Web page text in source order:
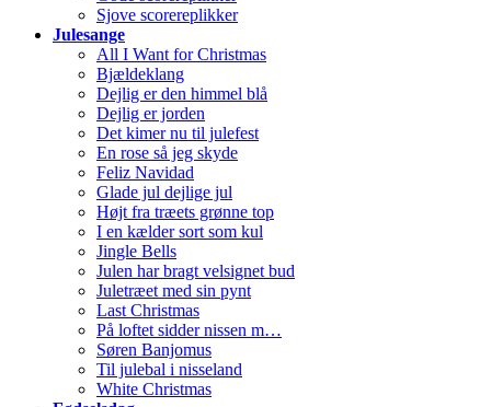
Sjove scorereplikker
Julesange
All I Want for Christmas
Bjældeklang
Dejlig er den himmel blå
Dejlig er jorden
Det kimer nu til julefest
En rose så jeg skyde
Feliz Navidad
Glade jul dejlige jul
Højt fra træets grønne top
I en kælder sort som kul
Jingle Bells
Julen har bragt velsignet bud
Juletræet med sin pynt
Last Christmas
På loftet sidder nissen m…
Søren Banjomus
Til julebal i nisseland
White Christmas